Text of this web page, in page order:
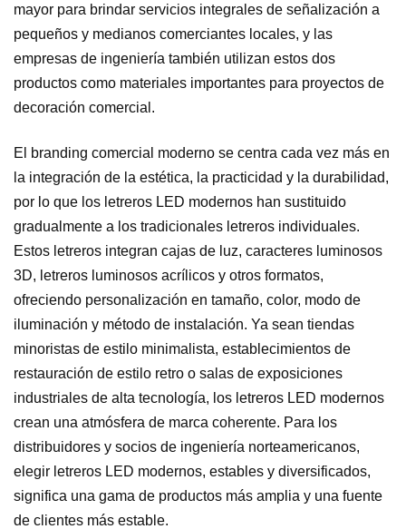
mayor para brindar servicios integrales de señalización a
pequeños y medianos comerciantes locales, y las
empresas de ingeniería también utilizan estos dos
productos como materiales importantes para proyectos de
decoración comercial.
El branding comercial moderno se centra cada vez más en
la integración de la estética, la practicidad y la durabilidad,
por lo que los letreros LED modernos han sustituido
gradualmente a los tradicionales letreros individuales.
Estos letreros integran cajas de luz, caracteres luminosos
3D, letreros luminosos acrílicos y otros formatos,
ofreciendo personalización en tamaño, color, modo de
iluminación y método de instalación. Ya sean tiendas
minoristas de estilo minimalista, establecimientos de
restauración de estilo retro o salas de exposiciones
industriales de alta tecnología, los letreros LED modernos
crean una atmósfera de marca coherente. Para los
distribuidores y socios de ingeniería norteamericanos,
elegir letreros LED modernos, estables y diversificados,
significa una gama de productos más amplia y una fuente
de clientes más estable.